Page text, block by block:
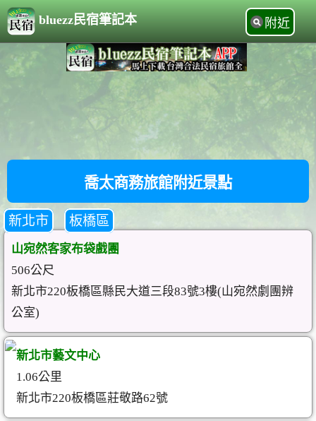
bluezz民宿筆記本 附近
喬太商務旅館附近景點
新北市 板橋區
山宛然客家布袋戲團
506公尺
新北市220板橋區縣民大道三段83號3樓(山宛然劇團辨
公室)
新北市藝文中心
1.06公里
新北市220板橋區莊敬路62號